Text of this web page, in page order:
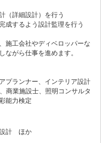
（詳細設計）を行う
成するよう設計監理を行う
施工会社やディベロッパーな
ながら仕事を進めます。
プランナー、インテリア設計
商業施設士、照明コンサルタ
能力検定
設計 ほか